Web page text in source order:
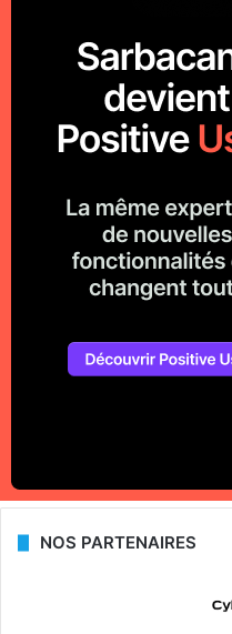
NOS PARTENAIRES